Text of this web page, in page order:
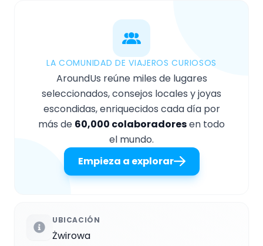
LA COMUNIDAD DE VIAJEROS CURIOSOS
AroundUs reúne miles de lugares
seleccionados, consejos locales y joyas
escondidas, enriquecidos cada día por
más de 60,000 colaboradoresen todo
el mundo.
Empieza a explorar
UBICACIÓN
Żwirowa